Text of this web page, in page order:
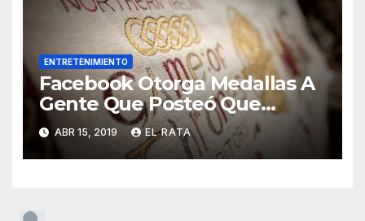
ENTRETENIMIENTO
Facebook Otorga Medallas A
Gente Que Posteó Que
Nunca Ha Visto «Game Of
Thrones»
ABR 15, 2019 EL RATA